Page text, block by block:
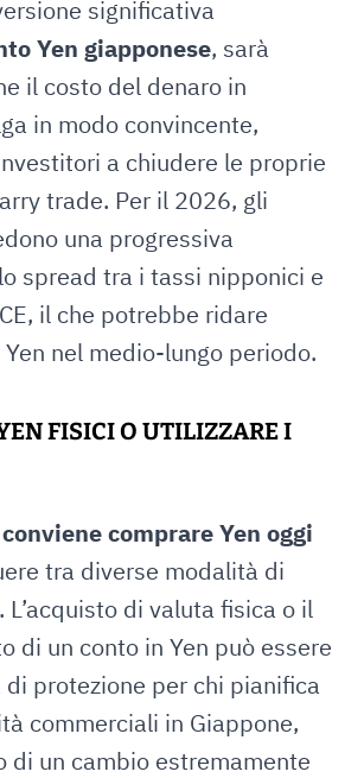
significativa
Yen giapponese, sarà
il costo del denaro in
in modo convincente,
a chiudere le proprie
trade. Per il 2026, gli
una progressiva
spread tra i tassi nipponici e
il che potrebbe ridare
nel medio-lungo periodo.
FISICI O UTILIZZARE I
conviene comprare Yen oggi
tra diverse modalità di
di valuta fisica o il
di un conto in Yen può essere
protezione per chi pianifica
commerciali in Giappone,
di un cambio estremamente